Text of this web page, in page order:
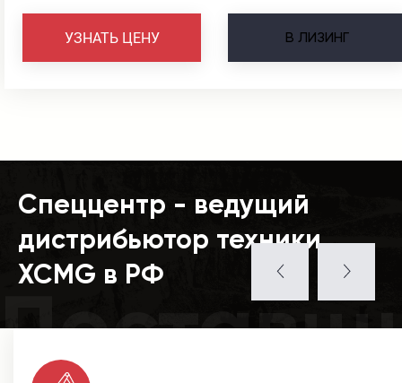
В ЛИЗИНГ
УЗНАТЬ ЦЕНУ
Спеццентр - ведущий
дистрибьютор техники
XCMG в РФ